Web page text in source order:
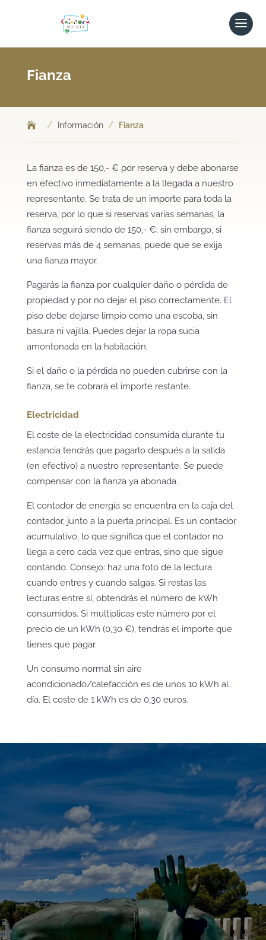
Fianza
/ Información / Fianza
La fianza es de 150,- € por reserva y debe abonarse
en efectivo inmediatamente a la llegada a nuestro
representante. Se trata de un importe para toda la
reserva, por lo que si reservas varias semanas, la
fianza seguirá siendo de 150,- €; sin embargo, si
reservas más de 4 semanas, puede que se exija
una fianza mayor.
Pagarás la fianza por cualquier daño o pérdida de
propiedad y por no dejar el piso correctamente. El
piso debe dejarse limpio como una escoba, sin
basura ni vajilla. Puedes dejar la ropa sucia
amontonada en la habitación.
Si el daño o la pérdida no pueden cubrirse con la
fianza, se te cobrará el importe restante.
Electricidad
El coste de la electricidad consumida durante tu
estancia tendrás que pagarlo después a la salida
(en efectivo) a nuestro representante. Se puede
compensar con la fianza ya abonada.
El contador de energía se encuentra en la caja del
contador, junto a la puerta principal. Es un contador
acumulativo, lo que significa que el contador no
llega a cero cada vez que entras, sino que sigue
contando. Consejo: haz una foto de la lectura
cuando entres y cuando salgas. Si restas las
lecturas entre sí, obtendrás el número de kWh
consumidos. Si multiplicas este número por el
precio de un kWh (0,30 €), tendrás el importe que
tienes que pagar.
Un consumo normal sin aire
acondicionado/calefacción es de unos 10 kWh al
día. El coste de 1 kWh es de 0,30 euros.